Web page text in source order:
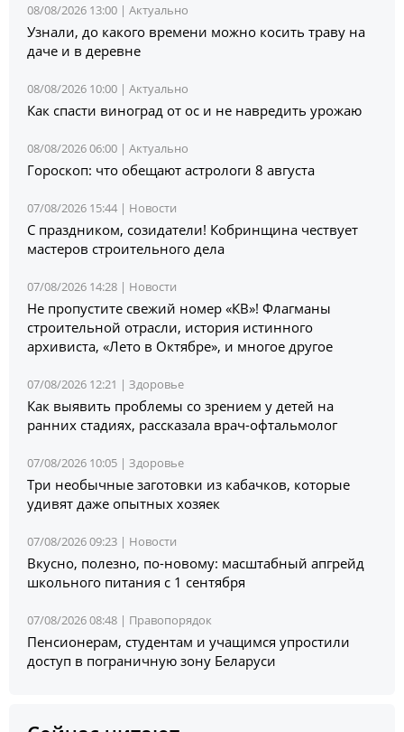
08/08/2026 13:00 | Актуально
Узнали, до какого времени можно косить траву на
даче и в деревне
08/08/2026 10:00 | Актуально
Как спасти виноград от ос и не навредить урожаю
08/08/2026 06:00 | Актуально
Гороскоп: что обещают астрологи 8 августа
07/08/2026 15:44 | Новости
С праздником, созидатели! Кобринщина чествует
мастеров строительного дела
07/08/2026 14:28 | Новости
Не пропустите свежий номер «КВ»! Флагманы
строительной отрасли, история истинного
архивиста, «Лето в Октябре», и многое другое
07/08/2026 12:21 | Здоровье
Как выявить проблемы со зрением у детей на
ранних стадиях, рассказала врач-офтальмолог
07/08/2026 10:05 | Здоровье
Три необычные заготовки из кабачков, которые
удивят даже опытных хозяек
07/08/2026 09:23 | Новости
Вкусно, полезно, по-новому: масштабный апгрейд
школьного питания с 1 сентября
07/08/2026 08:48 | Правопорядок
Пенсионерам, студентам и учащимся упростили
доступ в пограничную зону Беларуси